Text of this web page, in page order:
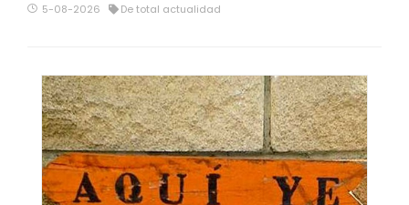
5-08-2026 De total actualidad